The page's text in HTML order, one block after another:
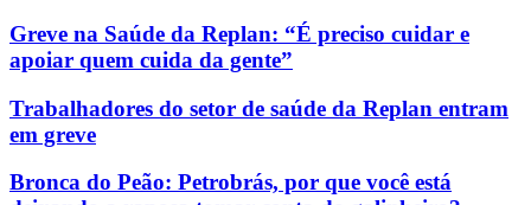
Greve na Saúde da Replan: “É preciso cuidar e
apoiar quem cuida da gente”
Trabalhadores do setor de saúde da Replan entram
em greve
Bronca do Peão: Petrobrás, por que você está